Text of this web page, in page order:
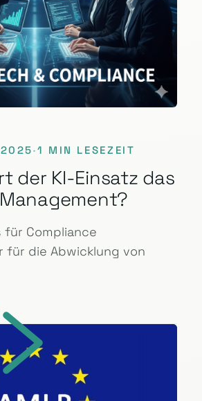
2025·1 MIN LESEZEIT
der KI-Einsatz das
für Compliance
für die Abwicklung von